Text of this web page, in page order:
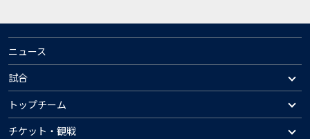
ニュース
試合
トップチーム
チケット・観戦